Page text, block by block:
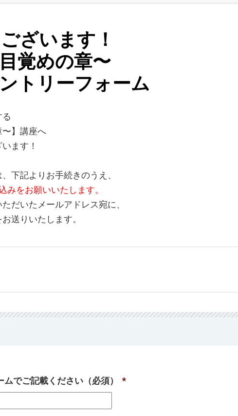
ざいます！
覚めの章〜
トリーフォーム
〜】講座へ
ます！
下記よりお手続きのうえ、
みをお願いいたします。
だいたメールアドレス宛に、
送りいたします。
ムでご記載ください（必須） *